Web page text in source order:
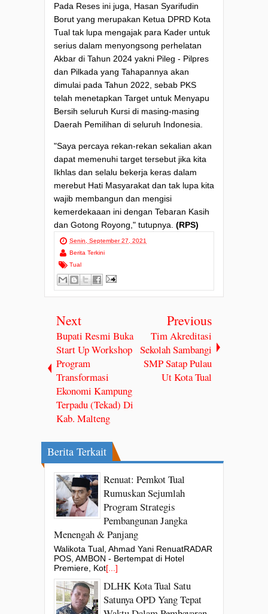
Pada Reses ini juga, Hasan Syarifudin
Borut yang merupakan Ketua DPRD Kota
Tual tak lupa mengajak para Kader untuk
serius dalam menyongsong perhelatan
Akbar di Tahun 2024 yakni Pileg - Pilpres
dan Pilkada yang Tahapannya akan
dimulai pada Tahun 2022, sebab PKS
telah menetapkan Target untuk Menyapu
Bersih seluruh Kursi di masing-masing
Daerah Pemilihan di seluruh Indonesia.
"Saya percaya rekan-rekan sekalian akan
dapat memenuhi target tersebut jika kita
Ikhlas dan selalu bekerja keras dalam
merebut Hati Masyarakat dan tak lupa kita
wajib membangun dan mengisi
kemerdekaaan ini dengan Tebaran Kasih
dan Gotong Royong," tutupnya. (RPS)
Senin, September 27, 2021
Berita Terkini
Tual
Next
Bupati Resmi Buka
Start Up Workshop
Program
Transformasi
Ekonomi Kampung
Terpadu (Tekad) Di
Kab. Malteng
Previous
Tim Akreditasi
Sekolah Sambangi
SMP Satap Pulau
Ut Kota Tual
Berita Terkait
Renuat: Pemkot Tual
Rumuskan Sejumlah
Program Strategis
Pembangunan Jangka
Menengah & Panjang
Walikota Tual, Ahmad Yani RenuatRADAR
POS, AMBON - Bertempat di Hotel
Premiere, Kot[...]
DLHK Kota Tual Satu
Satunya OPD Yang Tepat